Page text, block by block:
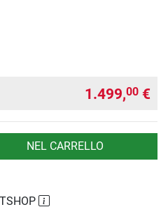
1.499,00 €
NEL CARRELLO